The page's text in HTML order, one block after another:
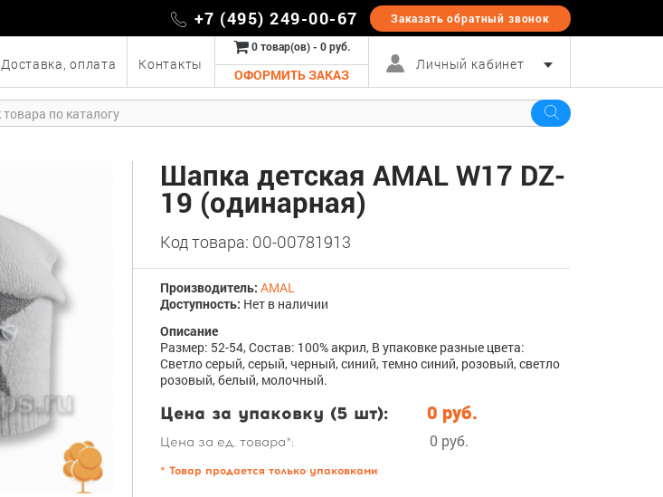
+7 (495) 249-00-67 Заказать обратный звонок
Доставка, оплата Контакты
0 товар(ов) - 0 руб.
ОФОРМИТЬ ЗАКАЗ
Личный кабинет
Шапка детская AMAL W17 DZ-
19 (одинарная)
Код товара: 00-00781913
Производитель: AMAL
Доступность: Нет в наличии
Описание
Размер: 52-54, Состав: 100% акрил, В упаковке разные цвета:
Светло серый, серый, черный, синий, темно синий, розовый, светло
розовый, белый, молочный.
Цена за упаковку (5 шт): 0 руб.
Цена за ед. товара*: 0 руб.
* Товар продается только упаковками